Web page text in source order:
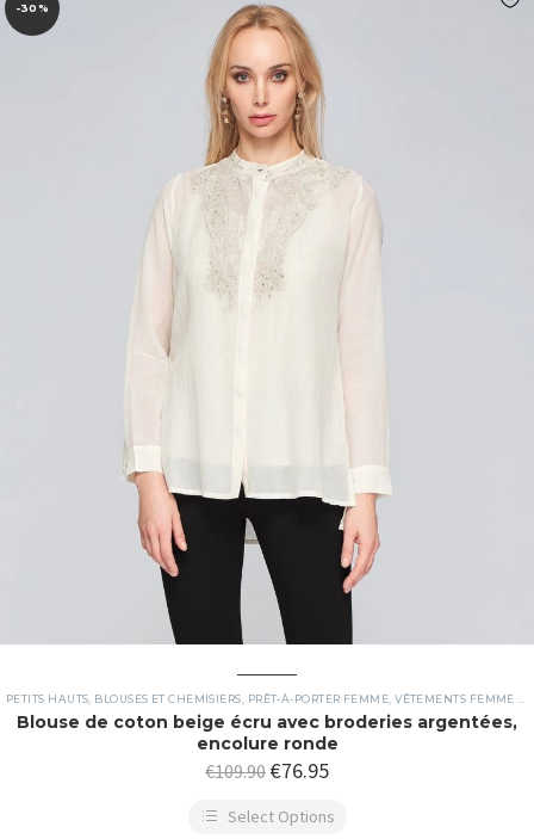
-30%
PETITS HAUTS, BLOUSES ET CHEMISIERS PRÊT-À-PORTER FEMME ,VÊTEMENTS FEMME ET ACCESSOIRES, RÉALISÉS PAR DES CRÉATEURS ARTISANS
Blouse de coton beige écru avec broderies argentées,
encolure ronde
€109.90 €76.95
Select Options